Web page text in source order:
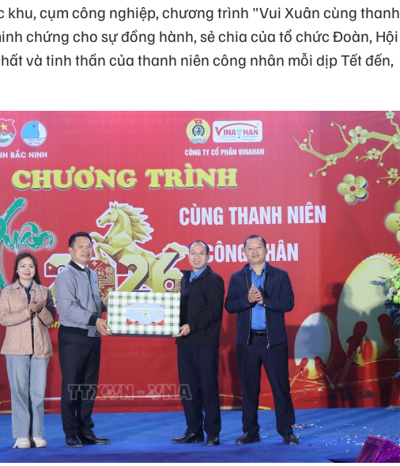
khu, cụm công nghiệp, chương trình "Vui Xuân cùng thanh
chứng cho sự đồng hành, sẻ chia của tổ chức Đoàn, Hội
và tinh thần của thanh niên công nhân mỗi dịp Tết đến,